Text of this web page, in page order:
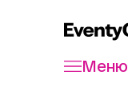
Меню